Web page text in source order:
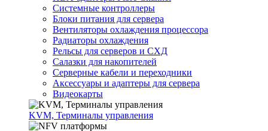
Системные контроллеры
Блоки питания для сервера
Вентиляторы охлаждения процессора
Радиаторы охлаждения
Рельсы для серверов и СХД
Салазки для накопителей
Серверные кабели и переходники
Аксессуары и адаптеры для сервера
Видеокарты
KVM, Терминалы управления